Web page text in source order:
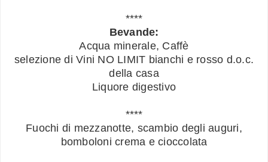
****
Bevande:
Acqua minerale, Caffè
selezione di Vini NO LIMIT bianchi e rosso d.o.c.
della casa
Liquore digestivo
****
Fuochi di mezzanotte, scambio degli auguri,
bomboloni crema e cioccolata